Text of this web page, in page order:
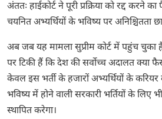
अंततः हाईकोर्ट ने पूरी प्रक्रिया को रद्द करने
चयनित अभ्यर्थियों के भविष्य पर अनिश्चितता
अब जब यह मामला सुप्रीम कोर्ट में पहुंच चुका
पर टिकी हैं कि देश की सर्वोच्च अदालत क्या
केवल इस भर्ती के हजारों अभ्यर्थियों के करियर
भविष्य में होने वाली सरकारी भर्तियों के लिए
स्थापित करेगा।